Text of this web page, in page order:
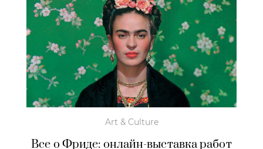
Art & Culture
Все о Фриде: онлайн-выставка работ